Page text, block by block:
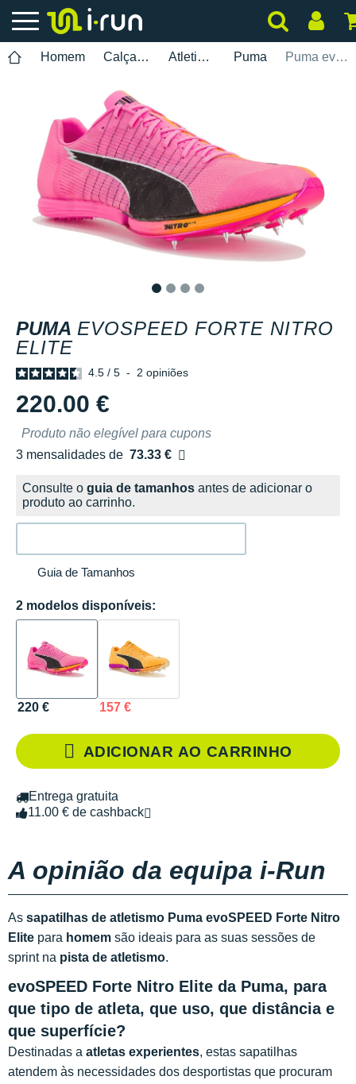
Homem Calçados Atletismo Puma Puma evoSPEED Forte Nitro Elite
PUMA EVOSPEED FORTE NITRO
ELITE
4.5 / 5 - 2 opiniões
220.00 €
Produto não elegível para cupons
3 mensalidades de 73.33 €
sem custos
Consulte o guia de tamanhos antes de adicionar o
produto ao carrinho.
Guia de Tamanhos
2 modelos disponíveis:
220 € 157 €
ADICIONAR AO CARRINHO
Entrega gratuita
11.00 € de cashback
A opinião da equipa i-Run
As sapatilhas de atletismo Puma evoSPEED Forte Nitro
Elite para homem são ideais para as suas sessões de
sprint na pista de atletismo.
evoSPEED Forte Nitro Elite da Puma, para
que tipo de atleta, que uso, que distância e
que superfície?
Destinadas a atletas experientes, estas sapatilhas
atendem às necessidades dos desportistas que procuram